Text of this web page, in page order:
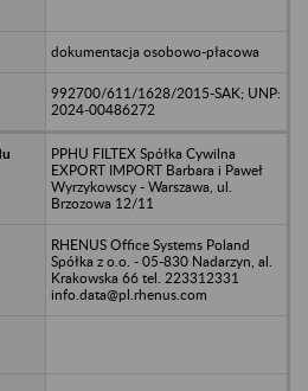
dokumentacja osobowo-płacowa
992700/611/1628/2015-SAK; UNP:
2024-00486272
PPHU FILTEX Spółka Cywilna
EXPORT IMPORT Barbara i Paweł
Wyrzykowscy - Warszawa, ul.
Brzozowa 12/11
RHENUS Office Systems Poland
Spółka z o.o. - 05-830 Nadarzyn, al.
Krakowska 66 tel. 223312331
info.data@pl.rhenus.com